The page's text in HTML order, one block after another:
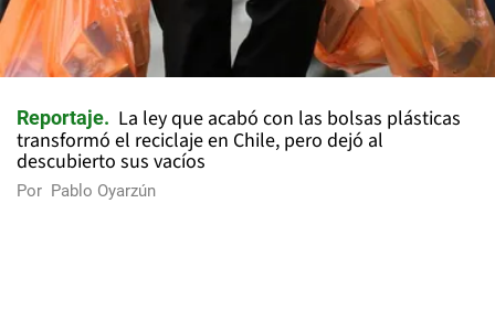
Reportaje
La ley que acabó con las bolsas plásticas
transformó el reciclaje en Chile, pero dejó al
descubierto sus vacíos
Por Pablo Oyarzún